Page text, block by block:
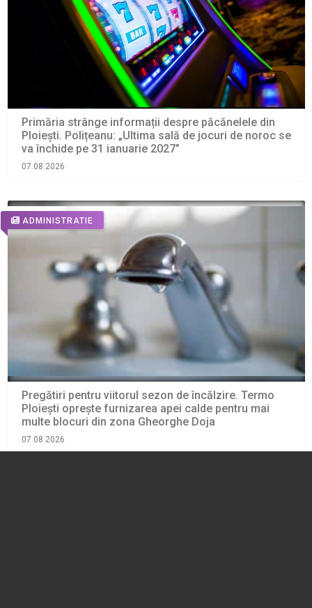
Primăria strânge informații despre păcănelele din
Ploiești. Polițeanu: „Ultima sală de jocuri de noroc se
va închide pe 31 ianuarie 2027”
07.08.2026
ADMINISTRATIE
Pregătiri pentru viitorul sezon de încălzire. Termo
Ploiești oprește furnizarea apei calde pentru mai
multe blocuri din zona Gheorghe Doja
07.08.2026